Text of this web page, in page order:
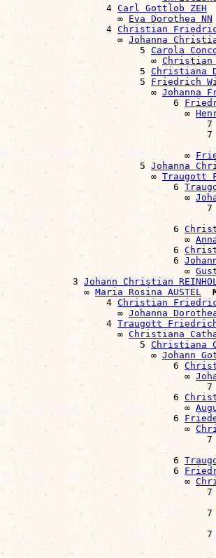
                  4
Carl Gottlob ZEH
                    ∞
Eva Dorothea NN
                  4
Christian
                    ∞
Johanna
                        5
Carola
                          ∞
Christian
                        5
Christiana
                        5
Friedrich
                          ∞
Johanna
                              6
                                ∞
                                    7
                                    7
                                ∞
                        5
Johanna
                          ∞
Traugott
                              6
                                ∞
                                    7
                              6
                                ∞
                              6
                              6
                                ∞
            3
Johann Christian
              ∞
Maria Rosina AUSTEL
                  4
Christian Friedrich
                    ∞
Johanna Dorothea
                  4
Traugott Friedrich
                    ∞
Christiana
                        5
Christiana
                          ∞
Johann
                              6
                                ∞
                                    7
                              6
                                ∞
                              6
                                ∞
                                    7
                              6
                              6
                                ∞
                                    7
                                    7
                                    7